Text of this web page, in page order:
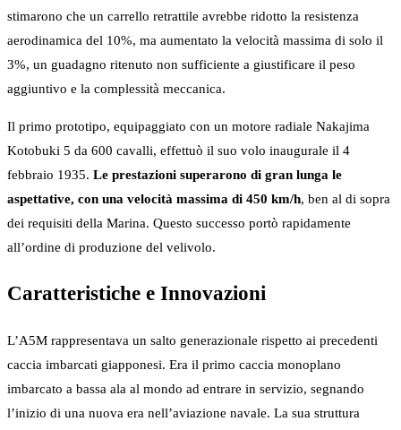
stimarono che un carrello retrattile avrebbe ridotto la resistenza
aerodinamica del 10%, ma aumentato la velocità massima di solo il
3%, un guadagno ritenuto non sufficiente a giustificare il peso
aggiuntivo e la complessità meccanica.
Il primo prototipo, equipaggiato con un motore radiale Nakajima
Kotobuki 5 da 600 cavalli, effettuò il suo volo inaugurale il 4
febbraio 1935. Le prestazioni superarono di gran lunga le
aspettative, con una velocità massima di 450 km/h, ben al di sopra
dei requisiti della Marina. Questo successo portò rapidamente
all’ordine di produzione del velivolo.
Caratteristiche e Innovazioni
L’A5M rappresentava un salto generazionale rispetto ai precedenti
caccia imbarcati giapponesi. Era il primo caccia monoplano
imbarcato a bassa ala al mondo ad entrare in servizio, segnando
l’inizio di una nuova era nell’aviazione navale. La sua struttura